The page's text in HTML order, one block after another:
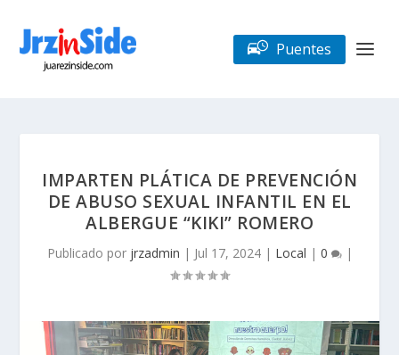
Puentes
IMPARTEN PLÁTICA DE PREVENCIÓN
DE ABUSO SEXUAL INFANTIL EN EL
ALBERGUE “KIKI” ROMERO
Publicado por jrzadmin | Jul 17, 2024| Local | 0 |